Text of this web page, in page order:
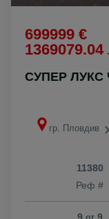
699999 €
1369079.04
СУПЕР ЛУКС
гр. Пловдив
11380
Реф #